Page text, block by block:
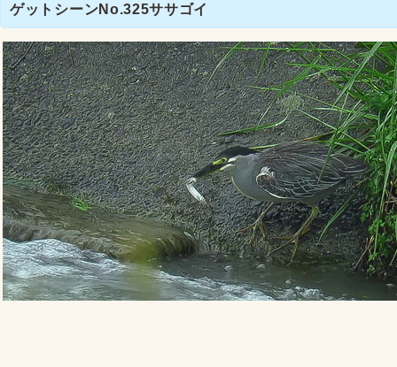
ゲットシーンNo.325ササゴイ